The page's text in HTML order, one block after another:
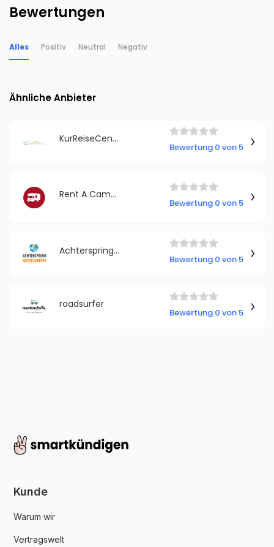
Bewertungen
Alles Positiv Neutral Negativ
Ähnliche Anbieter
KurReiseCenter.de - Reisebüro Reiseladen GmbH
Bewertung 0 von 5
Rent A Camper
Bewertung 0 von 5
Achterspring Yachtcharter
Bewertung 0 von 5
roadsurfer
Bewertung 0 von 5
Kunde
Warum wir
Vertragswelt